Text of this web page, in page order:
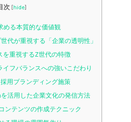
次 [hide]
める本質的な価値観
代が重視する「企業の透明性」
を重視するZ世代の特徴
イフバランスへの強いこだわり
用ブランディング施策
活用した企業文化の発信方法
ンテンツの作成テクニック